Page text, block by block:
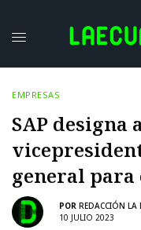
EMPRESAS
SAP designa
general para
POR REDACCIÓN LA
10 JULIO 2023